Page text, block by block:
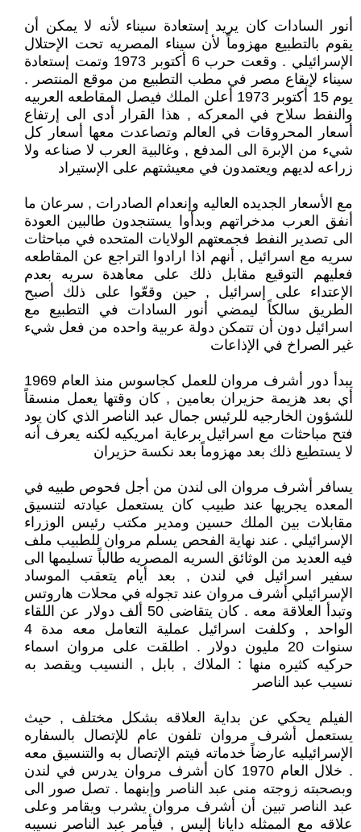
أنور السادات كان يريد إستعادة سيناء لأنه لا يمكن أن
يقوم بالتطبيع مهزوماً لأن سيناء المصريه تحت الإحتلال
الإسرائيلي . وقعت حرب 6 أكتوبر 1973 وتمت إستعادة
سيناء لإيقاع مصر في مطب التطبيع من موقع المنتصر .
يوم 15 أكتوبر 1973 أعلن الملك فيصل المقاطعه العربيه
والنفط سلاح في المعركه , هذا القرار أدى الى إرتفاع
أسعار المحروقات في العالم وتصاعدت معها أسعار كل
شيء من الإبرة الى المدفع , وغالبية العرب لا صناعه ولا
زراعه لديهم ويعتمدون في معيشتهم على الإستيراد
مع الأسعار الجديده العاليه وإنعدام الصادرات , سرعان ما
أنفق العرب مدخراتهم وبدأوا يستنجدون طالبين العودة
الى تصدير النفط فجمعتهم الولايات المتحده في مباحثات
سريه مع اسرائيل , أنهم اذا ارادوا التراجع عن المقاطعه
فعليهم التوقيع مقابل ذلك على معاهدة سريه بعدم
الإعتداء على إسرائيل , حين وقعّوا على ذلك أصبح
الطريق سالكاً ليمضي أنور السادات في التطبيع مع
اسرائيل دون أن تتمكن دولة عربية واحده من فعل شيء
غير الصراخ في الإذاعات
يبدأ دور أشرف مروان للعمل كجاسوس منذ العام 1969
أي بعد هزيمة حزيران بعامين , كان وقتها يعمل منسقاً
للشؤون الخارجيه للرئيس جمال عبد الناصر الذي كان يود
فتح مباحثات مع اسرائيل برعاية امريكيه لكنه يعرف أنه
لا يستطيع ذلك بعد مهزوماً بعد نكسة حزيران
يسافر أشرف مروان الى لندن من أجل فحوص طبيه في
المعده يجريها عند طبيب كان يستعمل عيادته لتنسيق
مقابلات بين الملك حسين ومدير مكتب رئيس الوزراء
الإسرائيلي . عند نهاية الفحص يسلم مروان للطبيب ملف
فيه العديد من الوثائق السريه المصريه طالباً تسليمها الى
سفير اسرائيل في لندن , بعد أيام يتعقب الموساد
الإسرائيلي أشرف مروان عند تجوله في محلات هاروتس
وتبدأ العلاقة معه . كان يتقاضى 50 ألف دولار عن اللقاء
الواحد , وكلفت اسرائيل عملية التعامل معه مدة 4
سنوات 20 مليون دولار . اطلقت على مروان اسماء
حركيه كثيره منها : الملاك , بابل , النسيب ويقصد به
نسيب عبد الناصر
الفيلم يحكي عن بداية العلاقه بشكل مختلف , حيث
يستعمل أشرف مروان تلفون عام للإتصال بالسفاره
الإسرائيليه عارضاً خدماته فيتم الإتصال به والتنسيق معه
. خلال العام 1970 كان أشرف مروان يدرس في لندن
وبصحبته زوجته منى عبد الناصر وإبنهما . تصل صور الى
عبد الناصر تبين أن أشرف مروان يشرب ويقامر وعلى
علاقه مع الممثله دايانا إليس , فيأمر عبد الناصر نسيبه